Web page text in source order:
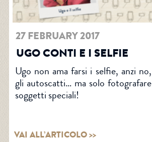
27 FEBRUARY 2017
UGO CONTI E I SELFIE
Ugo non ama farsi i selfie, anzi no,
gli autoscatti… ma solo fotografare
soggetti speciali!
VAI ALL’ARTICOLO >>